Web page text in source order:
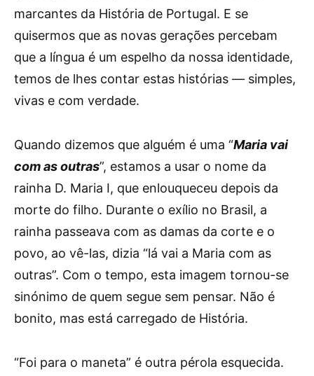
marcantes da História de Portugal. E se
quisermos que as novas gerações percebam
que a língua é um espelho da nossa identidade,
temos de lhes contar estas histórias — simples,
vivas e com verdade.
Quando dizemos que alguém é uma “Maria vai
com as outras”, estamos a usar o nome da
rainha D. Maria I, que enlouqueceu depois da
morte do filho. Durante o exílio no Brasil, a
rainha passeava com as damas da corte e o
povo, ao vê-las, dizia “lá vai a Maria com as
outras”. Com o tempo, esta imagem tornou-se
sinónimo de quem segue sem pensar. Não é
bonito, mas está carregado de História.
“Foi para o maneta” é outra pérola esquecida.